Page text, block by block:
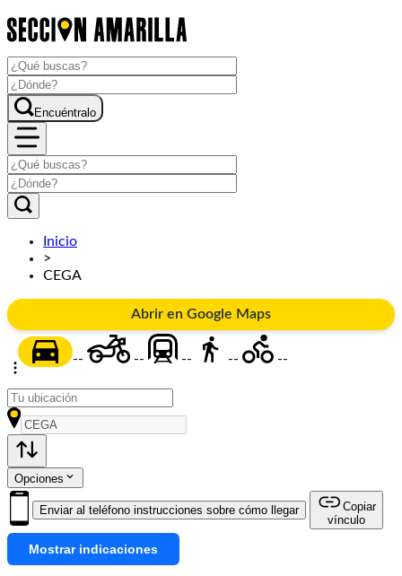
Encuéntralo
Inicio
>
CEGA
Abrir en Google Maps
-- -- -- -- --
Opciones
Enviar al teléfono instrucciones sobre cómo llegar
Copiar
vínculo
Mostrar indicaciones